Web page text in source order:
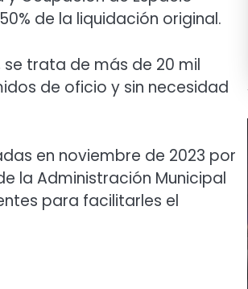
de la liquidación original.
trata de más de 20 mil
de oficio y sin necesidad
en noviembre de 2023 por
la Administración Municipal
para facilitarles el